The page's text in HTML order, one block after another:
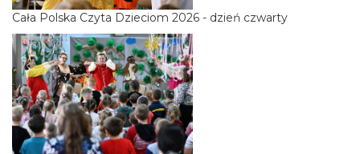
Cała Polska Czyta Dzieciom 2026 - dzień czwarty